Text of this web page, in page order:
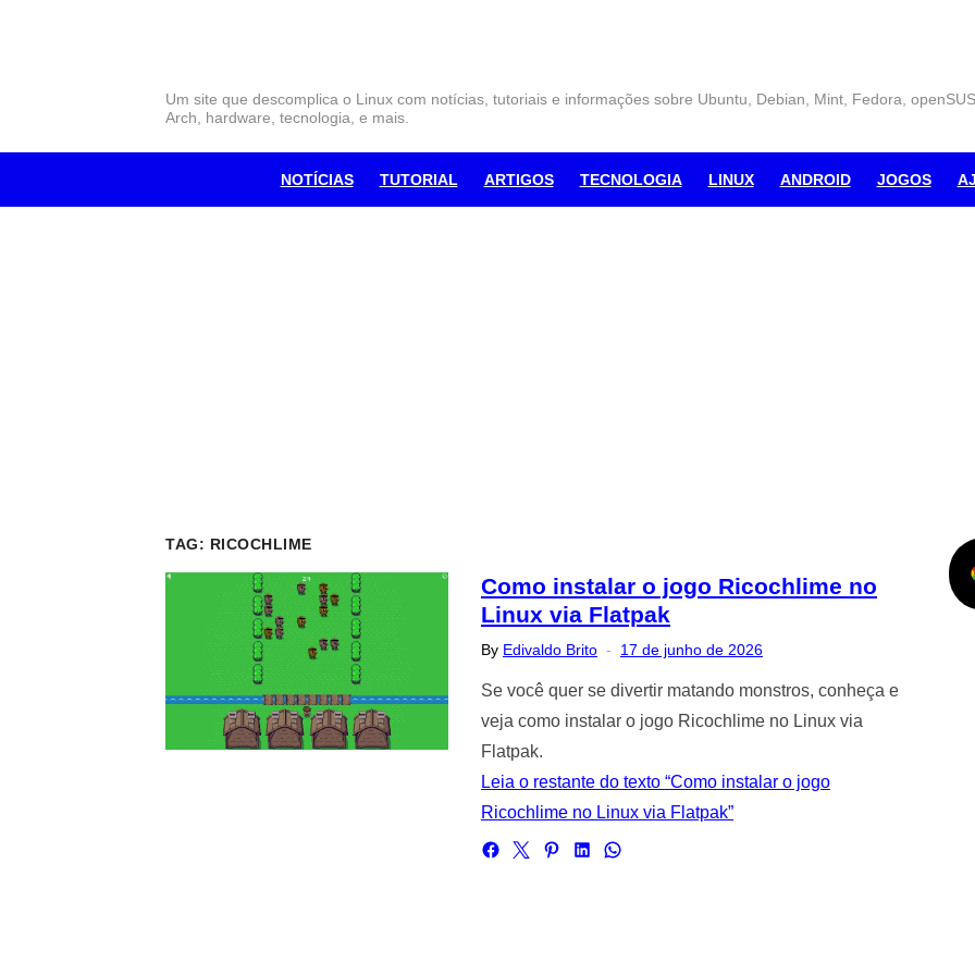
Um site que descomplica o Linux com notícias, tutoriais e informações sobre Ubuntu, Debian, Mint, Fedora,
Arch, hardware, tecnologia, e mais.
NOTÍCIAS TUTORIAL ARTIGOS TECNOLOGIA LINUX ANDROID JOGOS
TAG: RICOCHLIME
Como instalar o jogo Ricochlime no
Linux via Flatpak
By Edivaldo Brito
Posted
17 de junho de 2026
Se você quer se divertir matando monstros, conheça e
veja como instalar o jogo Ricochlime no Linux via
Flatpak.
Leia o restante do texto “Como instalar o jogo
Ricochlime no Linux via Flatpak”